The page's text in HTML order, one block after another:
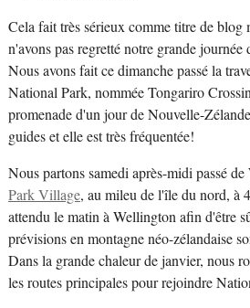
Cela fait très sérieux comme titre de blog
n'avons pas regretté notre grande journée
Nous avons fait ce dimanche passé la
National Park, nommée Tongariro
promenade d'un jour de Nouvelle-
guides et elle est très fréquentée!
Nous partons samedi après-midi passé
Park Village, au mileu de l'île du nord, à
attendu le matin à Wellington afin d'être
prévisions en montagne néo-zélandaise
Dans la grande chaleur de janvier, nous
les routes principales pour rejoindre